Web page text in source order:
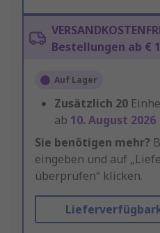
Bestellungen ab €
Auf Lager
Zusätzlich 20
ab 10. August 2026
Sie benötigen mehr?
eingeben und auf
überprüfen“ klicken.